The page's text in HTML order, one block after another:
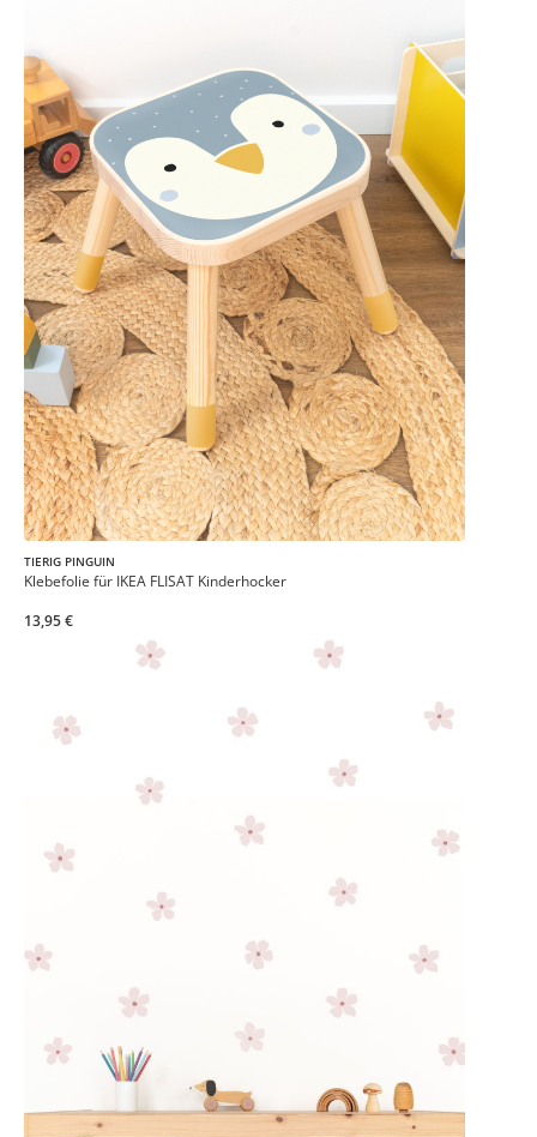
TIERIG PINGUIN
Klebefolie für IKEA FLISAT Kinderhocker
13,95 €